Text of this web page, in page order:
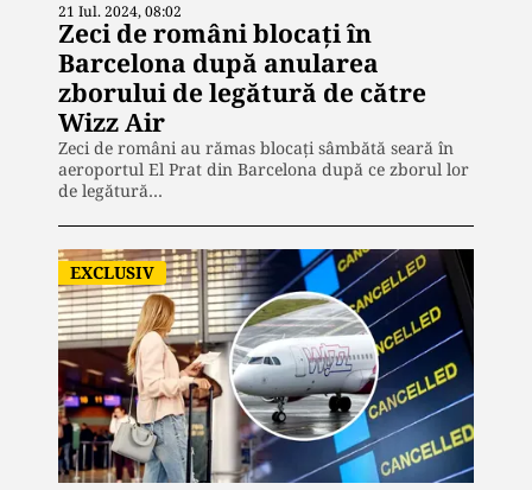
21 Iul. 2024, 08:02
Zeci de români blocați în
Barcelona după anularea
zborului de legătură de către
Wizz Air
Zeci de români au rămas blocați sâmbătă seară în
aeroportul El Prat din Barcelona după ce zborul lor
de legătură…
EXCLUSIV